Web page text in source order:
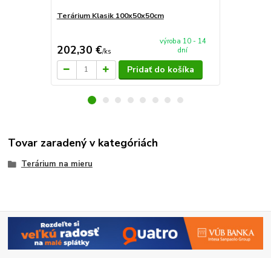
Terárium Klasik 100x50x50cm
202,30 €/ks
výroba 10 - 14
dní
Pridať do košíka
Tovar zaradený v kategóriách
Terárium na mieru